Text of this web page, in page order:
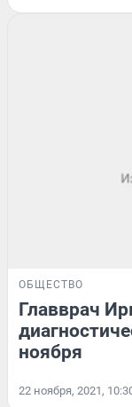
ОБЩЕСТВО
Главврач
ноября
22 ноября, 2021,